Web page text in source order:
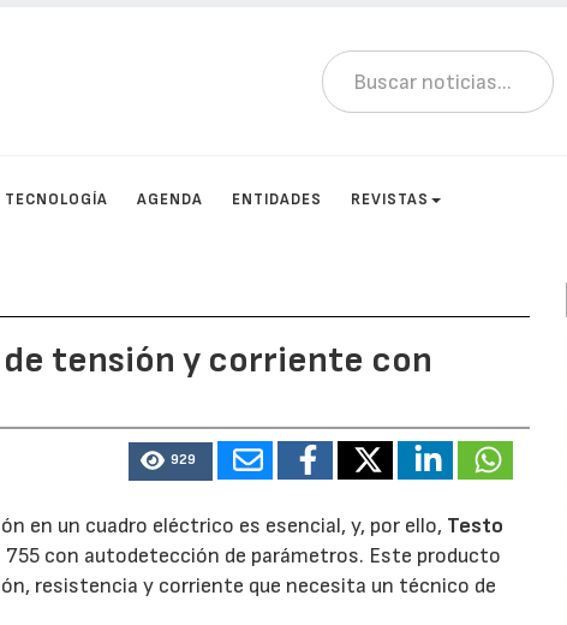
TECNOLOGÍA AGENDA ENTIDADES REVISTAS
tensión y corriente con
929
en un cuadro eléctrico es esencial, y, por ello, Testo
con autodetección de parámetros. Este producto
resistencia y corriente que necesita un técnico de